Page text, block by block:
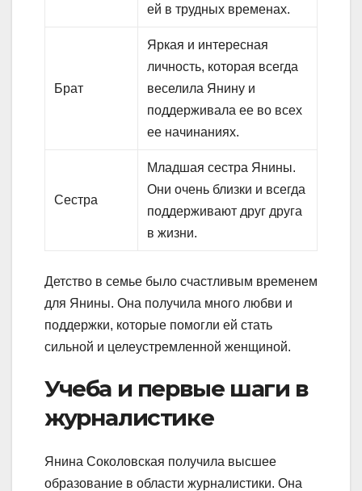
ей в трудных временах.
Брат
Яркая и интересная
личность, которая всегда
веселила Янину и
поддерживала ее во всех
ее начинаниях.
Сестра
Младшая сестра Янины.
Они очень близки и всегда
поддерживают друг друга
в жизни.
Детство в семье было счастливым временем
для Янины. Она получила много любви и
поддержки, которые помогли ей стать
сильной и целеустремленной женщиной.
Учеба и первые шаги в
журналистике
Янина Соколовская получила высшее
образование в области журналистики. Она